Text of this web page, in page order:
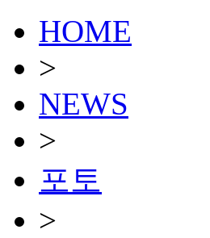
HOME
>
NEWS
>
포토
>